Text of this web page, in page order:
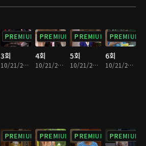
PREMIUM
3회
10/21/2022 • 24분
PREMIUM
4회
10/21/2022 • 24분
PREMIUM
5회
10/21/2022 • 25분
PREMIUM
6회
10/21/2022 • 23분
PREMIUM PREMIUM PREMIUM PREMIUM